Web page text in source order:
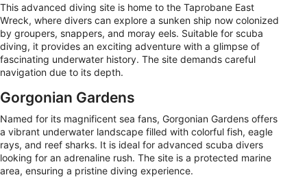
This advanced diving site is home to the Taprobane East
Wreck, where divers can explore a sunken ship now colonized
by groupers, snappers, and moray eels. Suitable for scuba
diving, it provides an exciting adventure with a glimpse of
fascinating underwater history. The site demands careful
navigation due to its depth.
Gorgonian Gardens
Named for its magnificent sea fans, Gorgonian Gardens offers
a vibrant underwater landscape filled with colorful fish, eagle
rays, and reef sharks. It is ideal for advanced scuba divers
looking for an adrenaline rush. The site is a protected marine
area, ensuring a pristine diving experience.